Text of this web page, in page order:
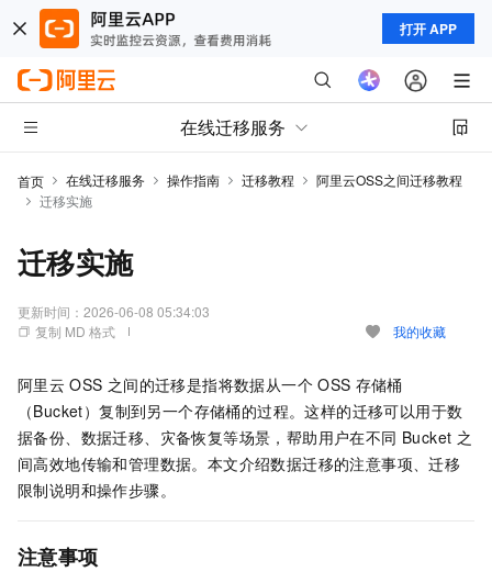
打开 APP
在线迁移服务
首页 在线迁移服务 操作指南 迁移教程
阿里云OSS之间迁移教程
迁移实施
迁移实施
更新时间： 2026-06-08 05:34:03
复制 MD 格式
我的收藏
阿里云 OSS 之间的迁移是指将数据从一个 OSS 存储桶
（Bucket）复制到另一个存储桶的过程。这样的迁移可以用于数
据备份、数据迁移、灾备恢复等场景，帮助用户在不同 Bucket 之
间高效地传输和管理数据。本文介绍数据迁移的注意事项、迁移
限制说明和操作步骤。
注意事项